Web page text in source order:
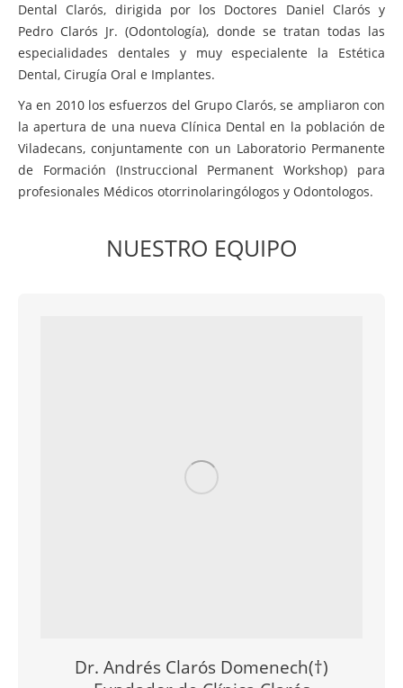
Dental Clarós, dirigida por los Doctores Daniel Clarós y
Pedro Clarós Jr. (Odontología), donde se tratan todas las
especialidades dentales y muy especialente la Estética
Dental, Cirugía Oral e Implantes.
Ya en 2010 los esfuerzos del Grupo Clarós, se ampliaron con
la apertura de una nueva Clínica Dental en la población de
Viladecans, conjuntamente con un Laboratorio Permanente
de Formación (Instruccional Permanent Workshop) para
profesionales Médicos otorrinolaringólogos y Odontologos.
NUESTRO EQUIPO
Dr. Andrés Clarós Domenech(†)